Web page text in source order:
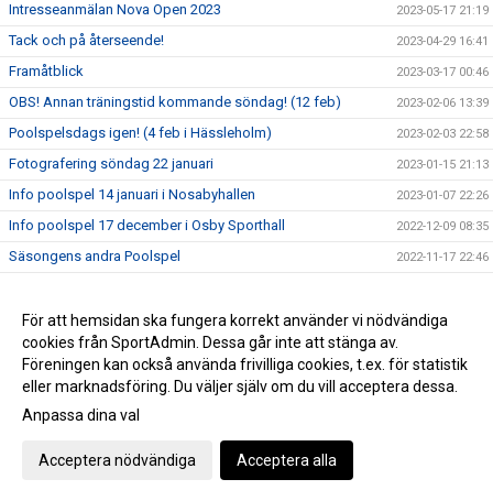
Intresseanmälan Nova Open 2023 2023-05-17 21:19
Tack och på återseende! 2023-04-29 16:41
Framåtblick 2023-03-17 00:46
OBS! Annan träningstid kommande söndag! (12 feb) 2023-02-06 13:39
Poolspelsdags igen! (4 feb i Hässleholm) 2023-02-03 22:58
Fotografering söndag 22 januari 2023-01-15 21:13
Info poolspel 14 januari i Nosabyhallen 2023-01-07 22:26
Info poolspel 17 december i Osby Sporthall 2022-12-09 08:35
Säsongens andra Poolspel 2022-11-17 22:46
Info poolspel till helgen med mera 2022-10-16 23:12
Matcher 2022-2023 2022-09-24 18:08
Gå till Webbversion
För att hemsidan ska fungera korrekt använder vi nödvändiga
cookies från SportAdmin. Dessa går inte att stänga av.
Föreningen kan också använda frivilliga cookies, t.ex. för statistik
eller marknadsföring. Du väljer själv om du vill acceptera dessa.
Anpassa dina val
Acceptera nödvändiga Acceptera alla